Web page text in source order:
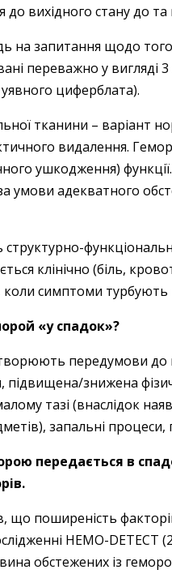
вихідного стану до та
на запитання щодо
переважно у вигляді 3
уявного циферблата).
тканини – варі­ант
видалення.
ушкодження)
умови адекватного
клінічно (біль,
коли симптоми турбують
«у спадок»?
передумови
підвищена/знижена
тазі (внаслідок
запальні
передається в
що поширеність
HEMO-DETECT
обстежених із